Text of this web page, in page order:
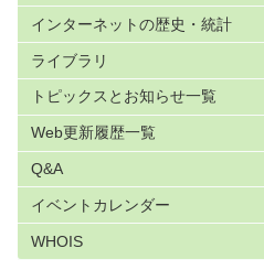
インターネットの歴史・統計
ライブラリ
トピックスとお知らせ一覧
Web更新履歴一覧
Q&A
イベントカレンダー
WHOIS